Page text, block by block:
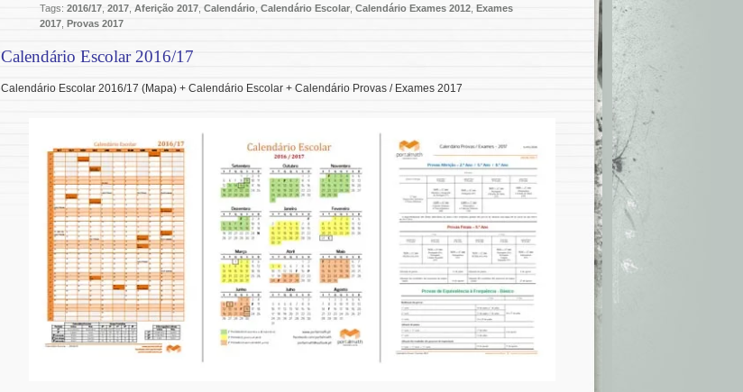
Tags: 2016/17 2017 Aferição 2017 Calendário Calendário Escolar Calendário Exames 2012 Exames
2017 Provas 2017
Calendário Escolar 2016/17
Calendário Escolar 2016/17 (Mapa) + Calendário Escolar + Calendário Provas / Exames 2017